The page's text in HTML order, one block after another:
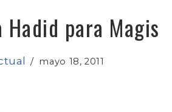
Hadid para Magis
/mayo 18, 2011